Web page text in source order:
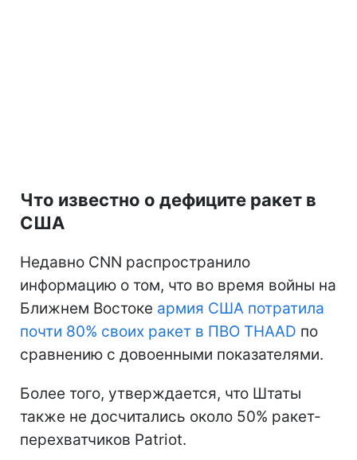
Что известно о дефиците ракет в
США
Недавно CNN распространило
информацию о том, что во время войны на
Ближнем Востоке армия США потратила
почти 80% своих ракет в ПВО THAAD по
сравнению с довоенными показателями.
Более того, утверждается, что Штаты
также не досчитались около 50% ракет-
перехватчиков Patriot.